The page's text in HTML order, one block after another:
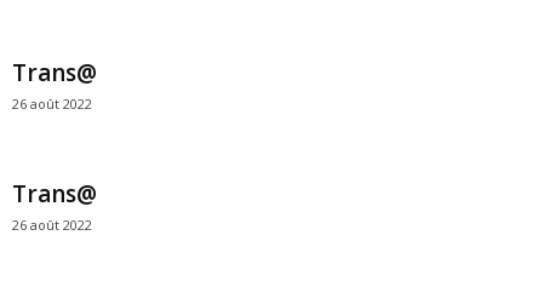
Trans@
26 août 2022
Trans@
26 août 2022